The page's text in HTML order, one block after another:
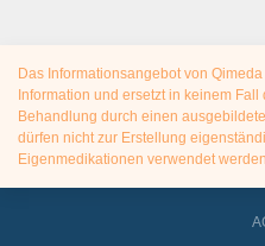
Das Informationsangebot von
Information und ersetzt in keinem
Behandlung durch einen
dürfen nicht zur Erstellung
Eigenmedikationen verwendet